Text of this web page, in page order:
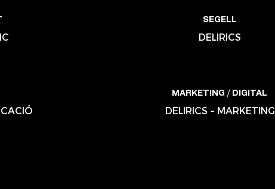
SEGELL
DELIRICS
MARKETING / DIGITAL
DELIRICS – MARKETING